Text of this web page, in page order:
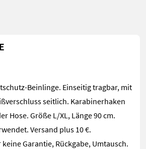
Beinlinge. Einseitig tragbar, mit
seitlich. Karabinerhaken
Hose. Größe L/XL, Länge 90 cm.
Versand plus 10 €.
Garantie, Rückgabe, Umtausch.